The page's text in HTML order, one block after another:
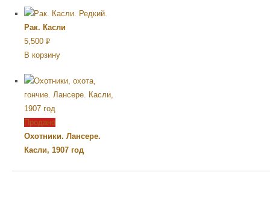
Рак. Касли
5,500 Р
УБ.
В корзину
Продано
Охотники. Лансере.
Касли, 1907 год